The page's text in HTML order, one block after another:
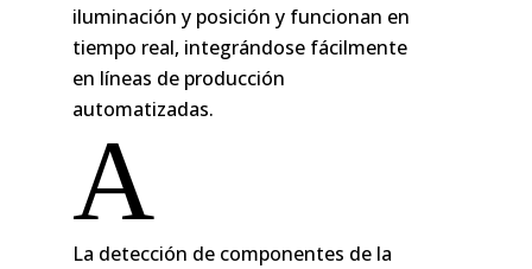
iluminación y posición y funcionan en
tiempo real, integrándose fácilmente
en líneas de producción
automatizadas.
A
La detección de componentes de la